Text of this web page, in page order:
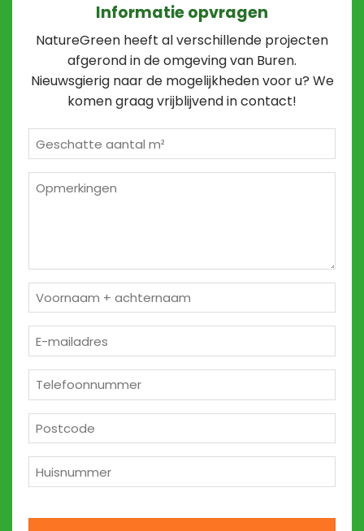
Informatie opvragen
NatureGreen heeft al verschillende projecten
afgerond in de omgeving van Buren.
Nieuwsgierig naar de mogelijkheden voor u? We
komen graag vrijblijvend in contact!
m²
Naam
*
mailadres
*
*
*